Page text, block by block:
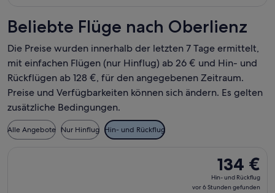
Beliebte Flüge nach Oberlienz
Die Preise wurden innerhalb der letzten 7 Tage ermittelt,
mit einfachen Flügen (nur Hinflug) ab 26 € und Hin- und
Rückflügen ab 128 €, für den angegebenen Zeitraum.
Preise und Verfügbarkeiten können sich ändern. Es gelten
zusätzliche Bedingungen.
Alle Angebote Nur Hinflug Hin- und Rückflug
134 €
Hin-
und
134 €
Hin- und Rückflug
vor 6 Stunden gefunden